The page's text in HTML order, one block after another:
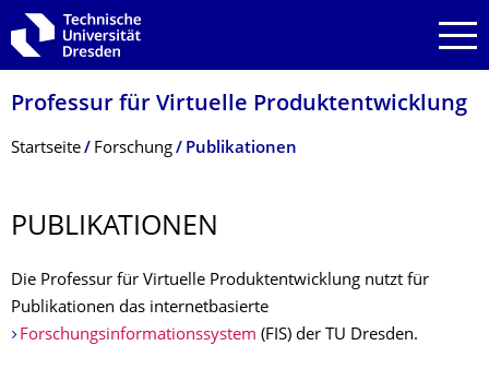
Zur Hauptnavigation springen
Zur Suche springen
Zum Inhalt springen
Professur für Virtuelle Produkt­entwicklung
Breadcrumb-Menü
Startseite Forschung Publikationen
PUBLIKATIONEN
Die Professur für Virtuelle Produktentwicklung nutzt für
Publikationen das internetbasierte
Forschungsinformationssystem (FIS) der TU Dresden.